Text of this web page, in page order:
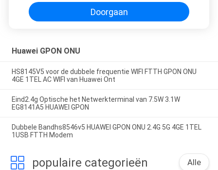
Doorgaan
Huawei GPON ONU
HS8145V5 voor de dubbele frequentie WIFI FTTH GPON ONU
4GE 1TEL AC WIFI van Huawei Ont
Eind2.4g Optische het Netwerkterminal van 7.5W 3.1W
EG8141A5 HUAWEI GPON
Dubbele Bandhs8546v5 HUAWEI GPON ONU 2.4G 5G 4GE 1TEL
1USB FTTH Modem
populaire categorieën Alle